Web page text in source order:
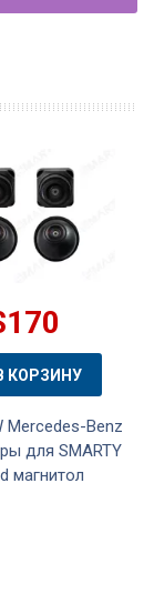
КОРЗИНУ
Mercedes-Benz
для SMARTY
магнитол